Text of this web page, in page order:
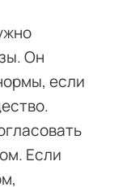
Он
если
Если